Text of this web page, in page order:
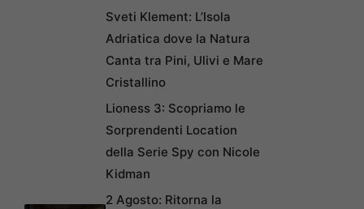
Sveti Klement: L’Isola
Adriatica dove la Natura
Canta tra Pini, Ulivi e Mare
Cristallino
Lioness 3: Scopriamo le
Sorprendenti Location
della Serie Spy con Nicole
Kidman
2 Agosto: Ritorna la